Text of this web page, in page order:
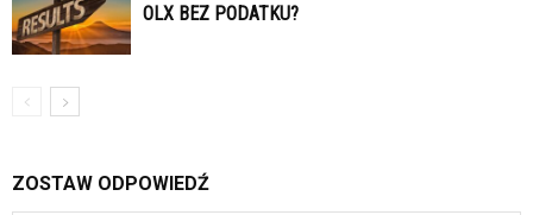
OLX BEZ PODATKU?
ZOSTAW ODPOWIEDŹ